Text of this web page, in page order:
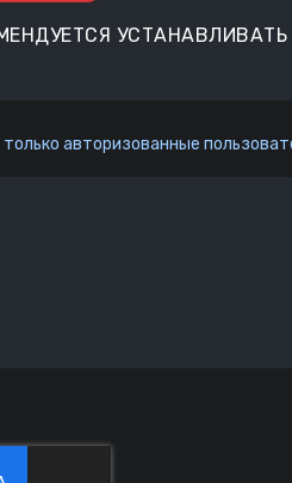
авторизованные